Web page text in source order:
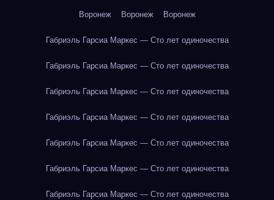
Воронеж Воронеж Воронеж
Габриэль Гарсиа Маркес — Сто лет одиночества
Габриэль Гарсиа Маркес — Сто лет одиночества
Габриэль Гарсиа Маркес — Сто лет одиночества
Габриэль Гарсиа Маркес — Сто лет одиночества
Габриэль Гарсиа Маркес — Сто лет одиночества
Габриэль Гарсиа Маркес — Сто лет одиночества
Габриэль Гарсиа Маркес — Сто лет одиночества